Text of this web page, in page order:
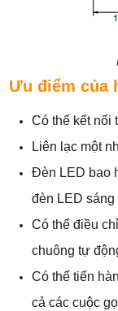
Ưu điểm của
Có thể kết nối
Liên lạc một
Đèn LED bao
đèn LED
Có thể điều
chuông tự
Có thể tiến
cả các cuộc